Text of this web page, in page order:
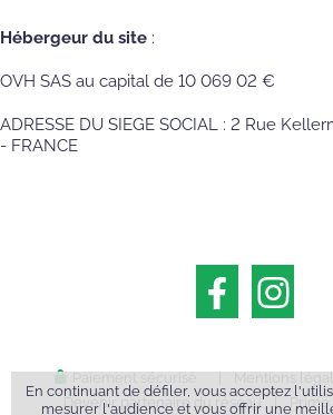
Hébergeur du site :
OVH SAS au capital de 10 069 02 €
ADRESSE DU SIEGE SOCIAL : 2 Rue
- FRANCE
Devenir partenaire du réseau
En continuant de défiler, vous acceptez
mesurer l'audience et vous offrir une